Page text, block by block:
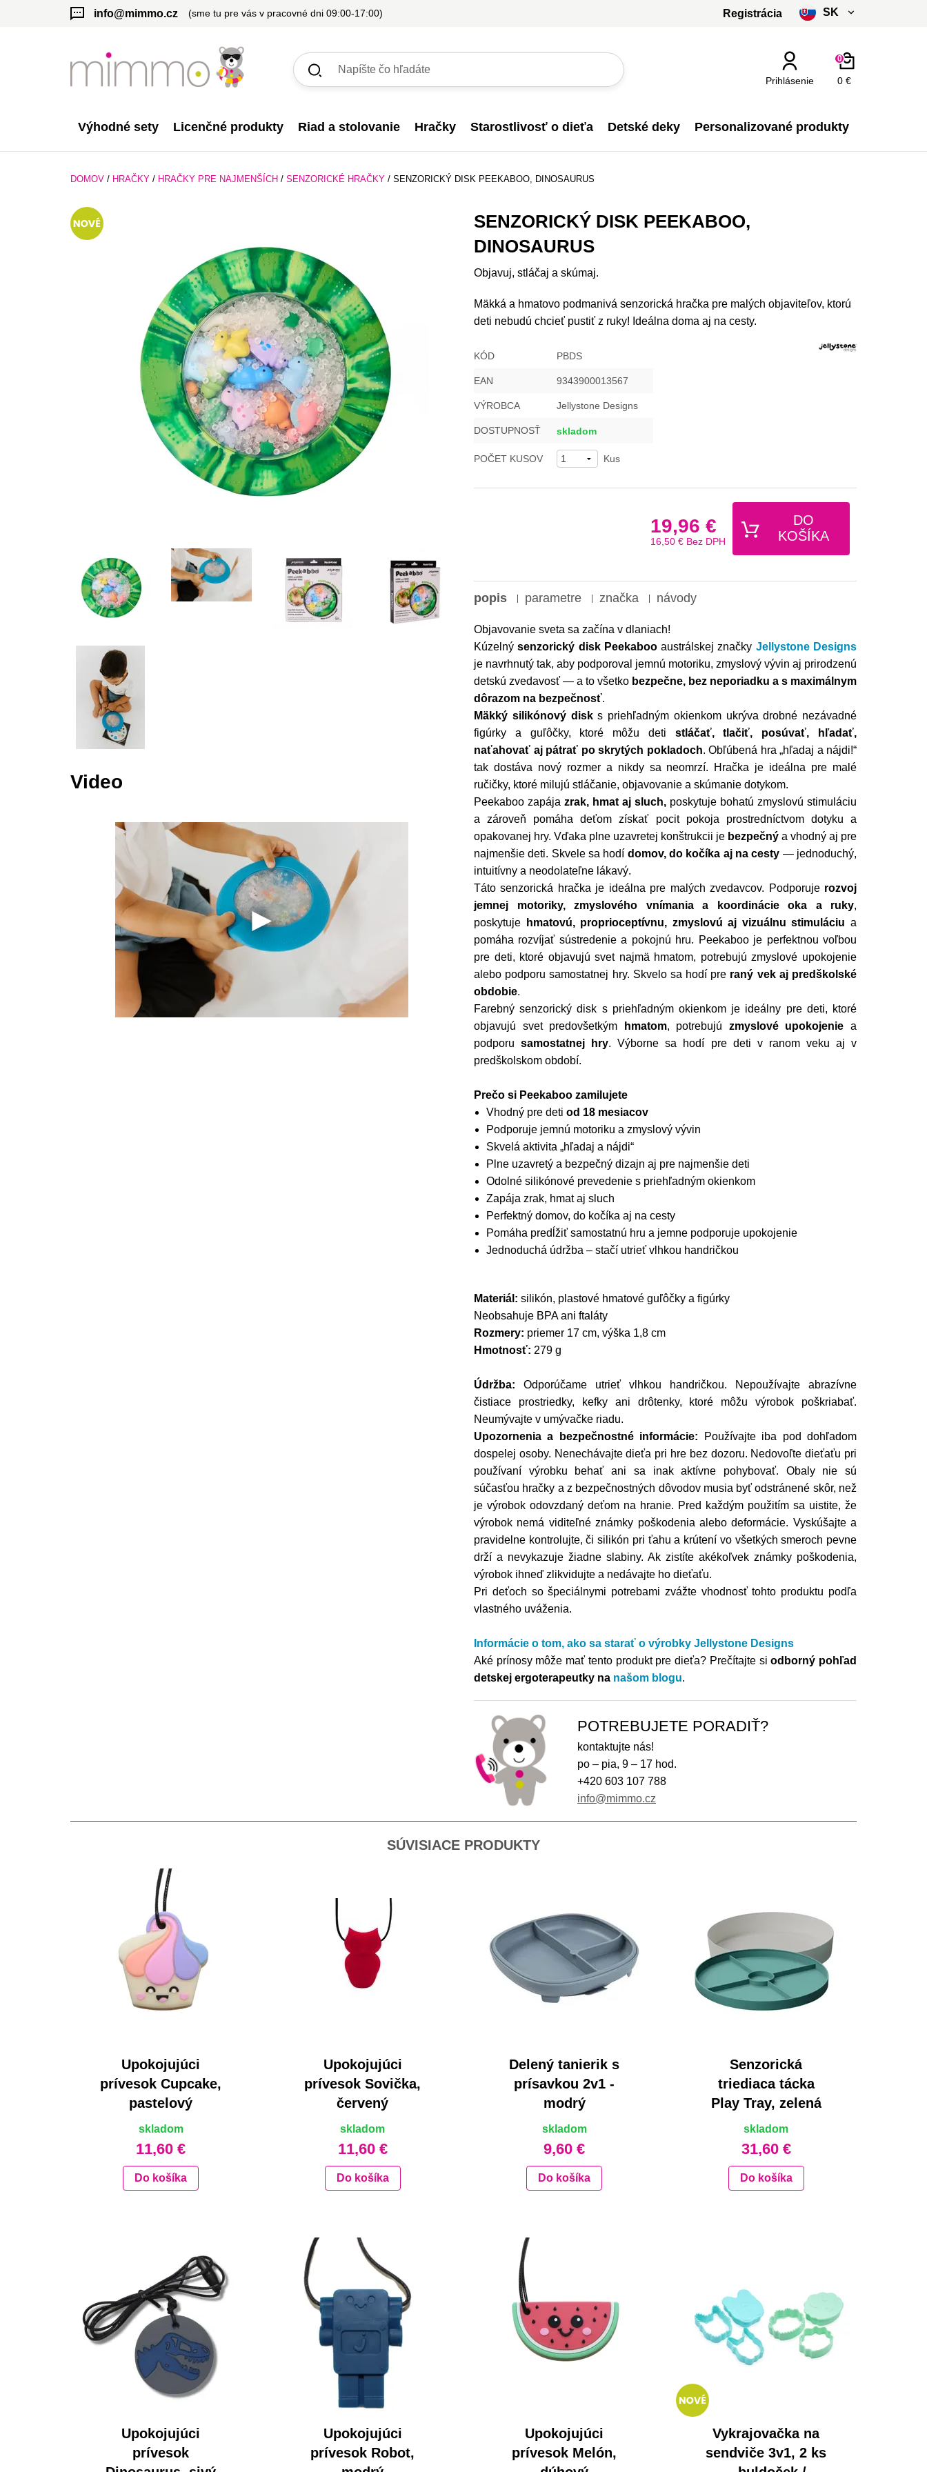
info@mimmo.cz (sme tu pre vás v pracovné dni 09:00-17:00) Registrácia SK
slovenčina
€ - EUR
Prihlásenie 0 €
0
Výhodné sety Licenčné produkty Riad a stolovanie Hračky Starostlivosť o dieťa Detské deky Personalizované produkty
DOMOV / HRAČKY / HRAČKY PRE NAJMENŠÍCH / SENZORICKÉ HRAČKY / SENZORICKÝ DISK PEEKABOO, DINOSAURUS
SENZORICKÝ DISK PEEKABOO,
DINOSAURUS
Objavuj, stláčaj a skúmaj.
Mäkká a hmatovo podmanivá senzorická hračka pre malých objaviteľov, ktorú
deti nebudú chcieť pustiť z ruky! Ideálna doma aj na cesty.
Video
KÓD PBDS
EAN 9343900013567
VÝROBCA Jellystone Designs
DOSTUPNOSŤ skladom
POČET KUSOV Kus
19,96 €
16,50 € Bez DPH
DO
KOŠÍKA
popis parametre značka návody
Objavovanie sveta sa začína v dlaniach!
Kúzelnýsenzorický disk Peekabooaustrálskej značky Jellystone Designs
je navrhnutý tak, aby podporoval jemnú motoriku, zmyslový vývin aj prirodzenú
detskú zvedavosť — a to všetko bezpečne, bez neporiadku a s maximálnym
dôrazom na bezpečnosť.
Mäkký silikónový disks priehľadným okienkom ukrýva drobné nezávadné
figúrky a guľôčky, ktoré môžu deti stláčať, tlačiť, posúvať, hľadať,
naťahovať aj pátrať po skrytých pokladoch. Obľúbená hra „hľadaj a nájdi!“
tak dostáva nový rozmer a nikdy sa neomrzí. Hračka je ideálna pre malé
ručičky, ktoré milujú stláčanie, objavovanie a skúmanie dotykom.
Peekaboo zapája zrak, hmat aj sluch, poskytuje bohatú zmyslovú stimuláciu
a zároveň pomáha deťom získať pocit pokoja prostredníctvom dotyku a
opakovanej hry. Vďaka plne uzavretej konštrukcii je bezpečný a vhodný aj pre
najmenšie deti. Skvele sa hodí domov, do kočíka aj na cesty — jednoduchý,
intuitívny a neodolateľne lákavý.
Táto senzorická hračka je ideálna pre malých zvedavcov. Podporuje rozvoj
jemnej motoriky, zmyslového vnímania a koordinácie oka a ruky,
poskytuje
hmatovú, proprioceptívnu, zmyslovú aj vizuálnu stimuláciu a
pomáha rozvíjať sústredenie a pokojnú hru. Peekaboo je perfektnou voľbou
pre deti, ktoré objavujú svet najmä hmatom, potrebujú zmyslové upokojenie
alebo podporu samostatnej hry. Skvelo sa hodí pre raný vek aj predškolské
obdobie.
Farebný senzorický disk s priehľadným okienkom je ideálny pre deti, ktoré
objavujú svet predovšetkým
hmatom, potrebujú zmyslové upokojenie a
podporusamostatnej hry. Výborne sa hodí pre deti v ranom veku aj v
predškolskom období.
Prečo si Peekaboo zamilujete
Vhodný pre deti od 18 mesiacov
Podporuje jemnú motoriku a zmyslový vývin
Skvelá aktivita „hľadaj a nájdi“
Plne uzavretý a bezpečný dizajn aj pre najmenšie deti
Odolné silikónové prevedenie s priehľadným okienkom
Zapája zrak, hmat aj sluch
Perfektný domov, do kočíka aj na cesty
Pomáha predĺžiť samostatnú hru a jemne podporuje upokojenie
Jednoduchá údržba – stačí utrieť vlhkou handričkou
Materiál: silikón, plastové hmatové guľôčky a figúrky
Neobsahuje BPA ani ftaláty
Rozmery: priemer 17 cm, výška 1,8 cm
Hmotnosť: 279 g
Údržba: Odporúčame utrieť vlhkou handričkou. Nepoužívajte abrazívne
čistiace prostriedky, kefky ani drôtenky, ktoré môžu výrobok poškriabať.
Neumývajte v umývačke riadu.
Upozornenia a bezpečnostné informácie: Používajte iba pod dohľadom
dospelej osoby. Nenechávajte dieťa pri hre bez dozoru. Nedovoľte dieťaťu pri
používaní výrobku behať ani sa inak aktívne pohybovať. Obaly nie sú
súčasťou hračky a z bezpečnostných dôvodov musia byť odstránené skôr, než
je výrobok odovzdaný deťom na hranie. Pred každým použitím sa uistite, že
výrobok nemá viditeľné známky poškodenia alebo deformácie. Vyskúšajte a
pravidelne kontrolujte, či silikón pri ťahu a krútení vo všetkých smeroch pevne
drží a nevykazuje žiadne slabiny. Ak zistíte akékoľvek známky poškodenia,
výrobok ihneď zlikvidujte a nedávajte ho dieťaťu.
Pri deťoch so špeciálnymi potrebami zvážte vhodnosť tohto produktu podľa
vlastného uváženia.
Informácie o tom, ako sa starať o výrobky Jellystone Designs
Aké prínosy môže mať tento produkt pre dieťa? Prečítajte siodborný pohľad
detskej ergoterapeutky na našom blogu.
POTREBUJETE PORADIŤ?
kontaktujte nás!
po – pia, 9 – 17 hod.
+420 603 107 788
info@mimmo.cz
SÚVISIACE PRODUKTY
Upokojujúci
prívesok Cupcake,
pastelový
skladom
11,60 €
Do košíka
Upokojujúci
prívesok Sovička,
červený
skladom
11,60 €
Do košíka
Delený tanierik s
prísavkou 2v1 -
modrý
skladom
9,60 €
Do košíka
Senzorická
triediaca tácka
Play Tray, zelená
skladom
31,60 €
Do košíka
Upokojujúci
prívesok
Upokojujúci
prívesok Robot,
Upokojujúci
prívesok Melón,
Vykrajovačka na
sendviče 3v1, 2 ks